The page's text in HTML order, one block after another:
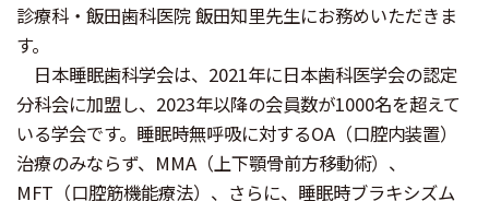
診療科・飯田歯科医院 飯田知里先生にお務めいただきま
す。
日本睡眠歯科学会は、2021年に日本歯科医学会の認定
分科会に加盟し、2023年以降の会員数が1000名を超えて
いる学会です。睡眠時無呼吸に対するOA（口腔内装置）
治療のみならず、MMA（上下顎骨前方移動術）、
MFT（口腔筋機能療法）、さらに、睡眠時ブラキシズム